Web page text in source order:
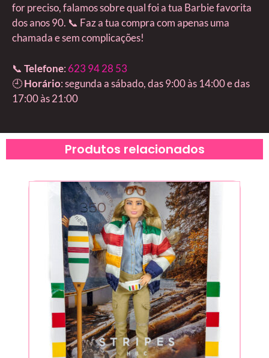
for preciso, falamos sobre qual foi a tua Barbie favorita
dos anos 90. 📞 Faz a tua compra com apenas uma
chamada e sem complicações!
📞 Telefone: 623 94 28 53
🕘Horário: segunda a sábado, das 9:00 às 14:00 e das
17:00 às 21:00
Produtos relacionados